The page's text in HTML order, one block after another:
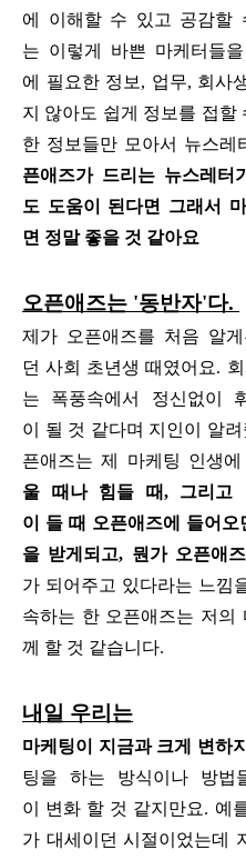
에 이해할 수 있고 공감할
는 이렇게 바쁜 마케터들
에 필요한 정보, 업무, 회사
지 않아도 쉽게 정보를 접할
한 정보들만 모아서 뉴스레
픈애즈가 드리는 뉴스레터
도 도움이 된다면 그래서
면 정말 좋을 것 같아요
오픈애즈는 '동반자'다.
제가 오픈애즈를 처음 알
던 사회 초년생 때였어요.
는 폭풍속에서 정신없이
이 될 것 같다며 지인이 알
픈애즈는 제 마케팅 인생
울 때나 힘들 때, 그리고
이 들 때 오픈애즈에 들어
을 받게되고, 뭔가 오픈애
가 되어주고 있다라는 느낌
속하는 한 오픈애즈는 저의
께 할 것 같습니다.
내일 우리는
마케팅이 지금과 크게 변하
팅을 하는 방식이나 방법
이 변화 할 것 같지만요. 예
가 대세이던 시절이었는데